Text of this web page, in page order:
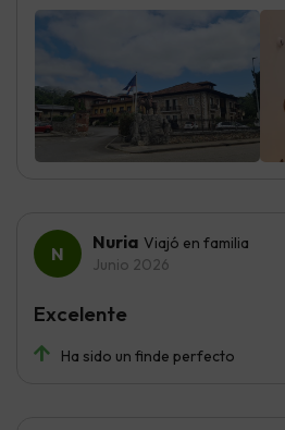
Nuria Viajó en familia
Junio 2026
Ha sido un finde perfecto
Excelente